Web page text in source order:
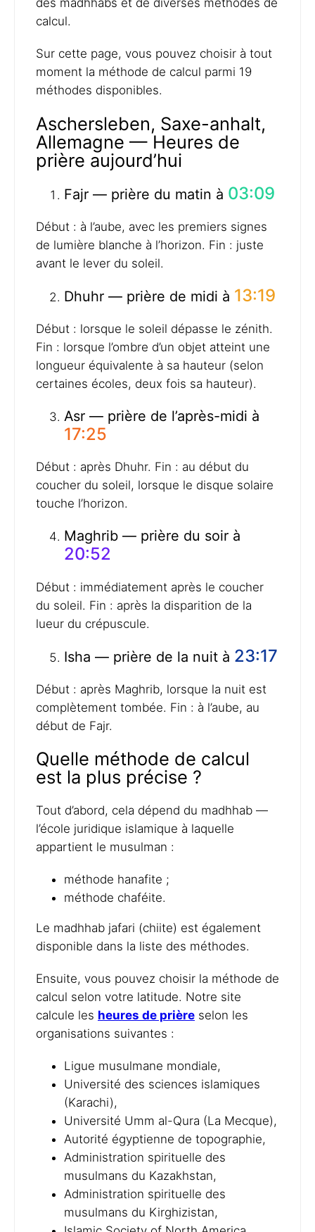
des madhhabs et de diverses méthodes de
calcul.
Sur cette page, vous pouvez choisir à tout
moment la méthode de calcul parmi 19
méthodes disponibles.
Aschersleben, Saxe-anhalt,
Allemagne — Heures de
prière aujourd’hui
Fajr — prière du matin à 03:09
Début : à l’aube, avec les premiers signes
de lumière blanche à l’horizon. Fin : juste
avant le lever du soleil.
Dhuhr — prière de midi à 13:19
Début : lorsque le soleil dépasse le zénith.
Fin : lorsque l’ombre d’un objet atteint une
longueur équivalente à sa hauteur (selon
certaines écoles, deux fois sa hauteur).
Asr — prière de l’après-midi à
17:25
Début : après Dhuhr. Fin : au début du
coucher du soleil, lorsque le disque solaire
touche l’horizon.
Maghrib — prière du soir à
20:52
Début : immédiatement après le coucher
du soleil. Fin : après la disparition de la
lueur du crépuscule.
Isha — prière de la nuit à 23:17
Début : après Maghrib, lorsque la nuit est
complètement tombée. Fin : à l’aube, au
début de Fajr.
Quelle méthode de calcul
est la plus précise ?
Tout d’abord, cela dépend du madhhab —
l’école juridique islamique à laquelle
appartient le musulman :
méthode hanafite ;
méthode chaféite.
Le madhhab jafari (chiite) est également
disponible dans la liste des méthodes.
Ensuite, vous pouvez choisir la méthode de
calcul selon votre latitude. Notre site
calcule les heures de prière selon les
organisations suivantes :
Ligue musulmane mondiale,
Université des sciences islamiques
(Karachi),
Université Umm al-Qura (La Mecque),
Autorité égyptienne de topographie,
Administration spirituelle des
musulmans du Kazakhstan,
Administration spirituelle des
musulmans du Kirghizistan,